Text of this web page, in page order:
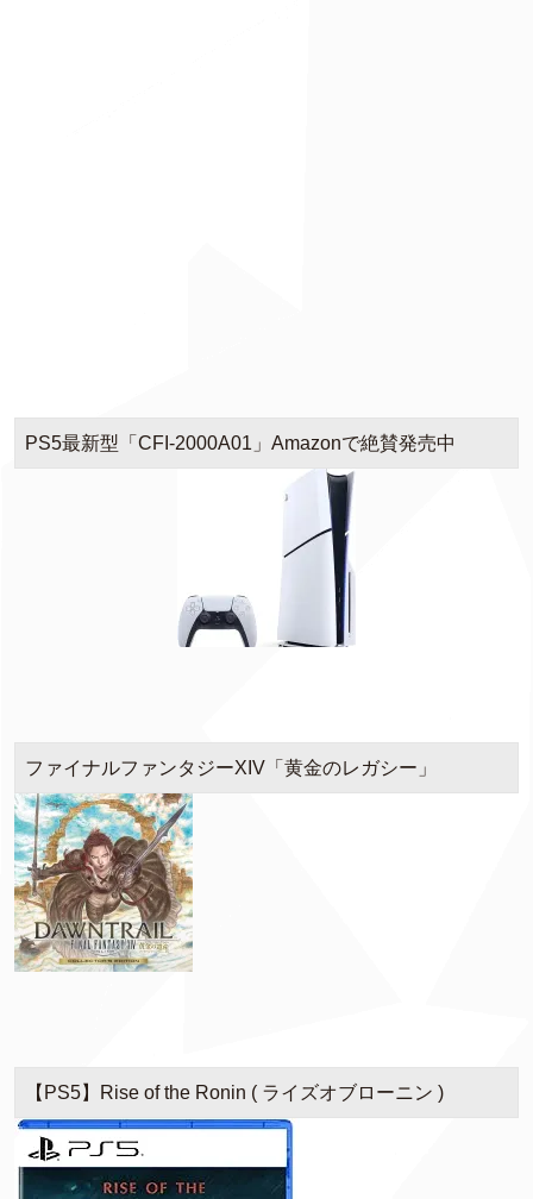
PS5最新型「CFI-2000A01」Amazonで絶賛発売中
ファイナルファンタジーXIV「黄金のレガシー」
【PS5】Rise of the Ronin ( ライズオブローニン )